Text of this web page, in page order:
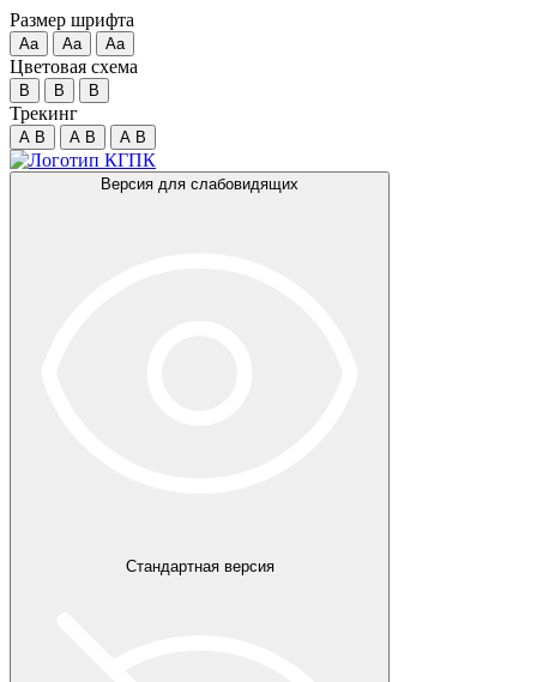
Размер шрифта
Аа Аа Аа
Цветовая схема
B B B
Трекинг
A B A B A B
Версия для слабовидящих
Стандартная версия